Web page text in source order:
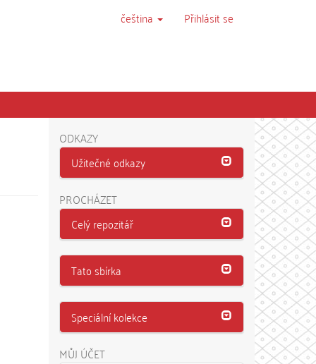
čeština Přihlásit se
ODKAZY
Užitečné odkazy
PROCHÁZET
Celý repozitář
Tato sbírka
Speciální kolekce
MŮJ ÚČET